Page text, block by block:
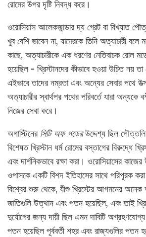
রোমের উপর দৃষ্টি নিবদ্ধ করে।
ওরোসিয়াস আলেকজান্ডার দ্য গ্রেট বা বিখ্যাত
খুব বেশি ভাবেন না, যাদেরকে তিনি অত্যাচারী
কাছে, অত্যাচারীকে এক ধরণের নেতিবাচক রোল
হয়েছিল - খ্রিস্টানদের কীভাবে হওয়া উচিত নয়
এইভাবে তাদের নম্রতা এবং অন্যের সেবার পথে
অত্যাচারীর স্বার্থপর পথের পরিবর্তে যারা
নিজের সেবা করে।
অগাস্টিনের সিটি অফ গডেরউদ্দেশ্য ছিল
বিশেষত খ্রিস্টান ধর্ম রোমের বস্তাগের বিরুদ্ধে
এবং দার্শনিকভাবে রক্ষা করা। ওরোসিয়াসের
ওপাসকে একটি বিশদ ইতিহাসের সাথে পরিপূরক করা
বিশ্বের শুরু থেকে, যীশু খ্রিস্টের আগমনের
জাতিগুলি উত্থান এবং পতন হয়েছিল, এবং তাই
দুর্যোগের জন্য দায়ী ছিল এমন দাবিটি
পতন হয়েছিল পূর্ববর্তী শহর এবং রাজ্যগুলির পতন